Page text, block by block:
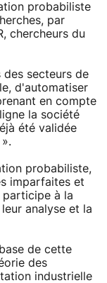
probabiliste
par
chercheurs du
des secteurs de
d'automatiser
en compte
la société
été validée
probabiliste,
imparfaites et
participe à la
analyse et la
de cette
des
industrielle